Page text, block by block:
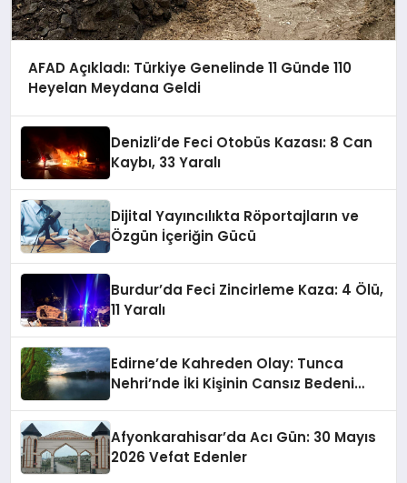
AFAD Açıkladı: Türkiye Genelinde 11 Günde 110
Heyelan Meydana Geldi
Denizli’de Feci Otobüs Kazası: 8 Can
Kaybı, 33 Yaralı
Dijital Yayıncılıkta Röportajların ve
Özgün İçeriğin Gücü
Burdur’da Feci Zincirleme Kaza: 4 Ölü,
11 Yaralı
Edirne’de Kahreden Olay: Tunca
Nehri’nde İki Kişinin Cansız Bedeni
Afyonkarahisar’da Acı Gün: 30 Mayıs
2026 Vefat Edenler